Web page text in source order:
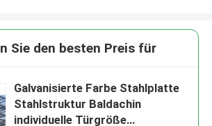
Sie den besten Preis für
Galvanisierte Farbe Stahlplatte
Stahlstruktur Baldachin
individuelle Türgröße